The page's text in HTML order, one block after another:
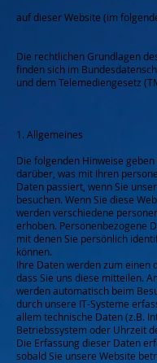
auf dieser Website (im
Die rechtlichen Grundlagen
finden sich im
und dem Telemediengesetz
1. Allgemeines
Die folgenden Hinweise
darüber, was mit Ihren
Daten passiert, wenn Sie
besuchen. Wenn Sie diese
werden verschiedene
erhoben. Personenbezogene
mit denen Sie persönlich
können.
Ihre Daten werden zum einen
dass Sie uns diese mitteilen.
werden automatisch beim
durch unsere IT-Systeme
allem technische Daten (z.B.
Betriebssystem oder Uhrzeit
Die Erfassung dieser Daten
sobald Sie unsere Website